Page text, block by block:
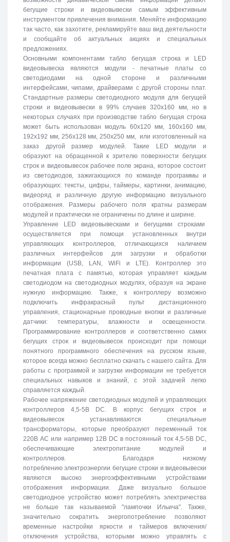
бегущие строки и видеовывески самым эффективным
инструментом привлечения внимания. Меняйте информацию
так часто, как захотите, рекламируйте ваш вид деятельности
и сообщайте об актуальных акциях и специальных
предложениях.
Основными компонентами табло бегущая строка и LED
видеовывеска являются модули - печатные платы со
светодиодами на одной стороне и различными
интерфейсами, чипами, драйверами с другой стороны плат.
Стандартные размеры светодиодного модуля для бегущей
строки и видеовывески в 99% случаев 320х160 мм, но в
некоторых случаях при производстве табло бегущая строка
может быть использован модуль 60х120 мм, 160х160 мм,
192х192 мм, 256х128 мм, 250х250 мм, или изготовленный на
заказ другой размер модулей. Такие LED модули и
образуют на обращенной к зрителю поверхности бегущих
строк и видеовывесок рабочее поле экрана, которое состоит
из светодиодов, зажигающихся по команде программы и
образующих: тексты, цифры, таймеры, картинки, анимацию,
видеоряд и различную другую информацию визуального
отображения. Размеры рабочего поля кратны размерам
модулей и практически не ограничены по длине и ширине.
Управление LED видеовывесками и бегущими строками
осуществляется при помощи установленных внутри
управляющих контроллеров, отличающихся наличием
различных интерфейсов для загрузки и обработки
информации (USB, LAN, WiFi и LTE). Контроллер это
печатная плата с памятью, которая управляет каждым
светодиодом на светодиодных модулях, образуя на экране
нужную информацию. Также, к контроллеру возможно
подключить инфракрасный пульт дистанционного
управления, стационарные проводные кнопки и различные
датчики: температуры, влажности и освещенности.
Программирование контроллеров и соответственно самих
бегущих строк и видеовывесок происходит при помощи
понятного программного обеспечения на русском языке,
которое всегда можно бесплатно скачать с нашего сайта. Для
работы с программой и загрузки информации не требуется
специальных навыков и знаний, с этой задачей легко
справляется каждый.
Рабочее напряжение светодиодных модулей и управляющих
контроллеров 4,5-5В DC. В корпус бегущих строк и
видеовывесок устанавливаются специальные
трансформаторы, которые преобразуют переменный ток
220В АС или например 12В DC в постоянный ток 4,5-5В DC,
обеспечивающие электропитание модулей и
контроллеров. Благодаря низкому
потреблению электроэнергии бегущие строки и видеовывески
являются высоко энергоэффективными устройствами
отображения информации. Даже визуально большое
светодиодное устройство может потреблять электричества
не больше так называемой "лампочки Ильича". Также,
значительно сократить энергопотребление позволяют
временные настройки яркости и таймеров включения/
отключения устройства, которыми можно управлять с